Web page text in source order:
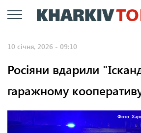
до
10 січня, 2026 - 09:10
Росіяни вдарили
гаражному
Фото: